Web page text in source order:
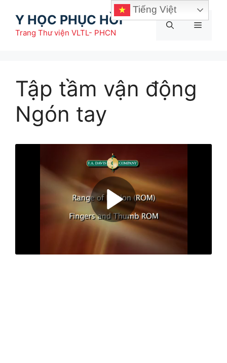
Y HỌC PHỤC HỒI
Trang Thư viện VLTL- PHCN
Menu
Tập tầm vận động
Ngón tay
Tiếng Việt